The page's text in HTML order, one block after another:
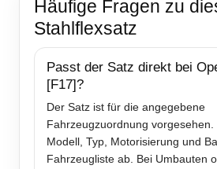
Häufige Fragen zu
Stahlflexsatz
Passt der Satz direkt bei
[F17]?
Der Satz ist für die angegebene
Fahrzeugzuordnung vorgesehen.
Modell, Typ, Motorisierung und
Fahrzeugliste ab. Bei Umbauten